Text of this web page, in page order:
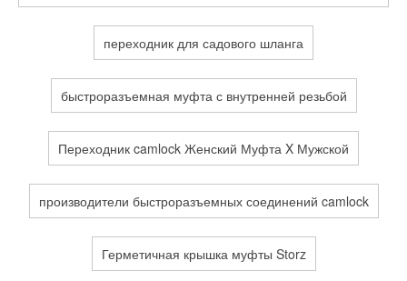
переходник для садового шланга
быстроразъемная муфта с внутренней резьбой
Переходник camlock Женский Муфта X Мужской
производители быстроразъемных соединений camlock
Герметичная крышка муфты Storz